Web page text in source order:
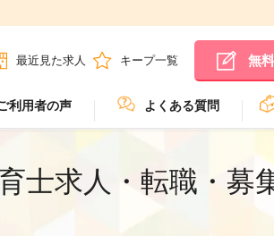
最近見た求人 キープ一覧 無
利用者の声 よくある質問
士求人・転職・募